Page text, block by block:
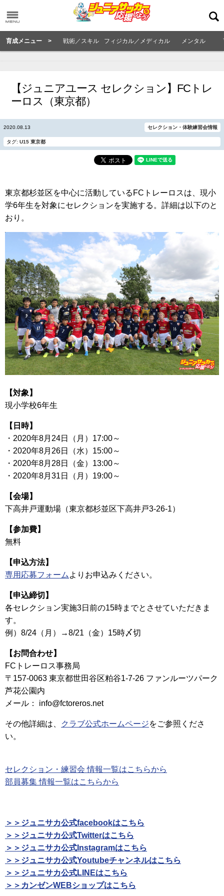
育成メニュー > 戦術／スキル フィジカル／メディカル メンタル
【ジュニアユース セレクション】FCトレ
ーロス（東京都）
2020.08.13 セレクション・体験練習会情報
タグ: U15 東京都
東京都杉並区を中心に活動しているFCトレーロスは、現小
学6年生を対象にセレクションを実施する。詳細は以下のと
おり。
【対象】
現小学校6年生
【日時】
・2020年8月24日（月）17:00～
・2020年8月26日（水）15:00～
・2020年8月28日（金）13:00～
・2020年8月31日（月）19:00～
【会場】
下高井戸運動場（東京都杉並区下高井戸3-26-1）
【参加費】
無料
【申込方法】
専用応募フォーム よりお申込みください。
【申込締切】
各セレクション実施3日前の15時までとさせていただきま
す。
例）8/24（月）→8/21（金）15時〆切
【お問合わせ】
FCトレーロス事務局
〒157-0063 東京都世田谷区粕谷1-7-26 ファンルーツパーク
芦花公園内
メール： info@fctoreros.net
その他詳細は、 クラブ公式ホームページをご参照くださ
い。
セレクション・練習会 情報一覧はこちらから
部員募集 情報一覧はこちらから
＞＞ジュニサカ公式facebookはこちら
＞＞ジュニサカ公式Twitterはこちら
＞＞ジュニサカ公式Instagramはこちら
＞＞ジュニサカ公式Youtubeチャンネルはこちら
＞＞ジュニサカ公式LINEはこちら
＞＞カンゼンWEBショップはこちら